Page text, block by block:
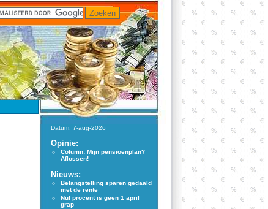
Datum: 7-aug-2026
Opinie:
Column: Mijn pensioenplan?
Aflossen!
Nieuws:
Belangstelling sparen gedaald
met de rente
Nul procent is geen 1 april
grap